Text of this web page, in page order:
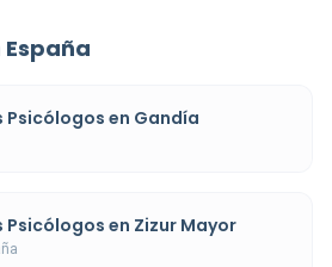
Psicólogos en Gandía
Psicólogos en Zizur Mayor